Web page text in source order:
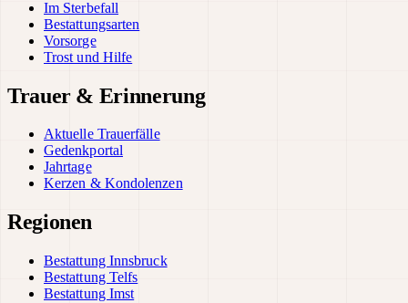
Im Sterbefall
Bestattungsarten
Vorsorge
Trost und Hilfe
Trauer & Erinnerung
Aktuelle Trauerfälle
Gedenkportal
Jahrtage
Kerzen & Kondolenzen
Regionen
Bestattung Innsbruck
Bestattung Telfs
Bestattung Imst